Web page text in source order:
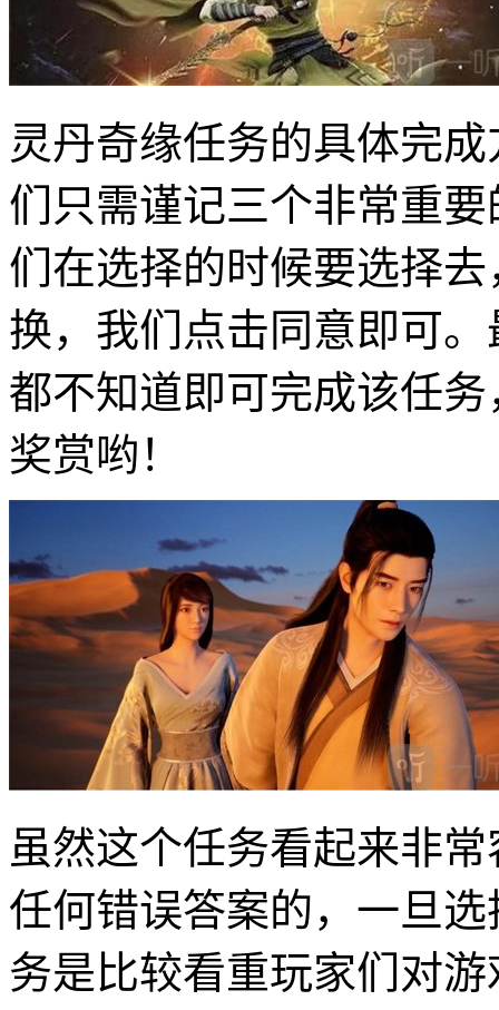
灵丹奇缘任务的具体完
们只需谨记三个非常重
们在选择的时候要选择
换，我们点击同意即可
都不知道即可完成该任
奖赏哟！
虽然这个任务看起来非
任何错误答案的，一旦
务是比较看重玩家们对